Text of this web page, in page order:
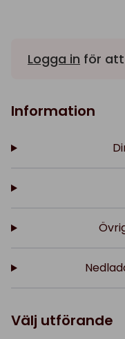
Logga in för
Information
Välj utförande